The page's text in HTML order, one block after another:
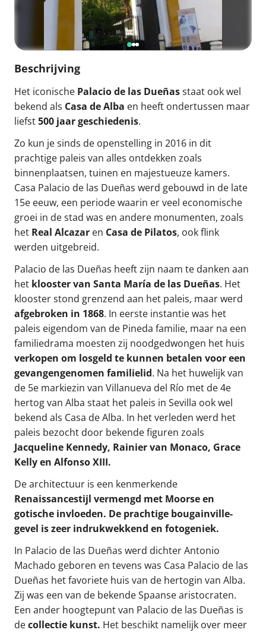
Beschrijving
Het iconische Palacio de las Dueñasstaat ook wel
bekend als Casa de Alba en heeft ondertussen maar
liefst500 jaar geschiedenis.
Zo kun je sinds de openstelling in 2016 in dit
prachtige paleis van alles ontdekken zoals
binnenplaatsen, tuinen en majestueuze kamers.
Casa Palacio de las Dueñas werd gebouwd in de late
15e eeuw, een periode waarin er veel economische
groei in de stad was en andere monumenten, zoals
het Real Alcazar en Casa de Pilatos, ook flink
werden uitgebreid.
Palacio de las Dueñas heeft zijn naam te danken aan
het klooster van Santa María de las Dueñas. Het
klooster stond grenzend aan het paleis, maar werd
afgebroken in 1868. In eerste instantie was het
paleis eigendom van de Pineda familie, maar na een
familiedrama moesten zij noodgedwongen het huis
verkopen om losgeld te kunnen betalen voor een
gevangengenomen familielid. Na het huwelijk van
de 5e markiezin van Villanueva del Río met de 4e
hertog van Alba staat het paleis in Sevilla ook wel
bekend als Casa de Alba. In het verleden werd het
paleis bezocht door bekende figuren zoals
Jacqueline Kennedy, Rainier van Monaco, Grace
Kelly en Alfonso XIII.
De architectuur is een kenmerkende
Renaissancestijl vermengd met Moorse en
gotische invloeden. De prachtige bougainville-
gevel is zeer indrukwekkend en fotogeniek.
In Palacio de las Dueñas werd dichter Antonio
Machado geboren en tevens was Casa Palacio de las
Dueñas het favoriete huis van de hertogin van Alba.
Zij was een van de bekende Spaanse aristocraten.
Een ander hoogtepunt van Palacio de las Dueñas is
decollectie kunst. Het beschikt namelijk over meer